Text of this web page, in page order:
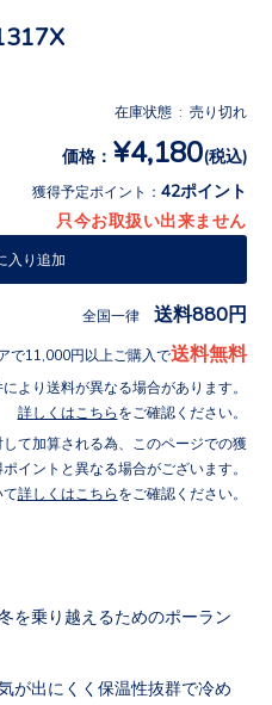
在庫状態 : 売り切れ
価格： ¥4,180(税込)
獲得予定ポイント： 42ポイント
只今お取扱い出来ません
入り追加
全国一律 送料880円
で11,000円以上ご購入で送料無料
により送料が異なる場合があります。
詳しくはこちら をご確認ください。
て加算される為、このページでの獲
ポイントと異なる場合がございます。
て詳しくはこちら をご確認ください。
を乗り越えるためのポーラン
が出にくく保温性抜群で冷め